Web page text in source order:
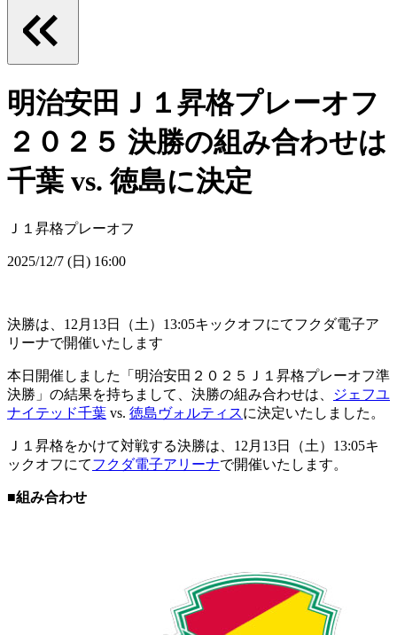
明治安田Ｊ１昇格プレーオフ
２０２５ 決勝の組み合わせは
千葉 vs. 徳島に決定
Ｊ１昇格プレーオフ
2025/12/7 (日) 16:00
決勝は、12月13日（土）13:05キックオフにてフクダ電子ア
リーナで開催いたします
本日開催しました「明治安田２０２５Ｊ１昇格プレーオフ準
決勝」の結果を持ちまして、決勝の組み合わせは、
ジェフユ
ナイテッド千葉 vs. 徳島ヴォルティスに決定いたしました。
Ｊ１昇格をかけて対戦する決勝は、12月13日（土）13:05キ
ックオフにてフクダ電子アリーナで開催いたします。
■組み合わせ